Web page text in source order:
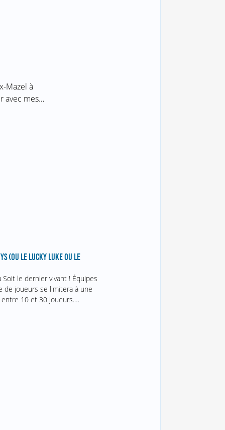
Mazel à
avec mes…
(OU LE LUCKY LUKE OU LE
Soit le dernier vivant ! Équipes
de joueurs se limitera à une
10 et 30 joueurs.…